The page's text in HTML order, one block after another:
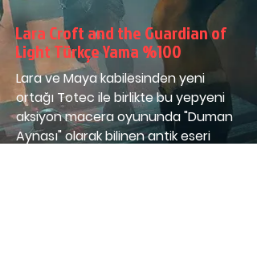
Lara Croft and the Guardian of
Light Türkçe Yama %100
Lara ve Maya kabilesinden yeni
ortağı Totec ile birlikte bu yepyeni
aksiyon macera oyununda "Duman
Aynası" olarak bilinen antik eseri